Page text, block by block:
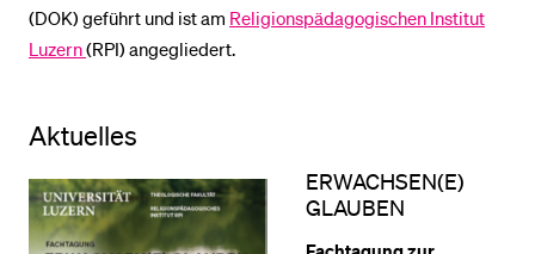
(DOK) geführt und ist am Religionspädagogischen Institut
Luzern(RPI) angegliedert.
Aktuelles
ERWACHSEN(E)
GLAUBEN
Mitarbeitende
Alumni
Förderer
Medien